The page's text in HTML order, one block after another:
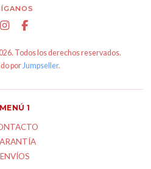
Todos los derechos reservados.
por Jumpseller.
MENÚ 1
ENVÍOS